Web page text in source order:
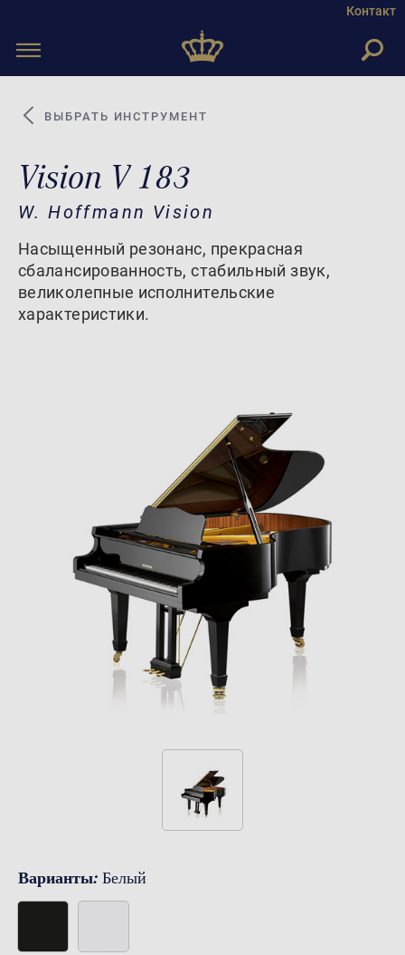
Контакт
Toggle
ВЫБРАТЬ ИНСТРУМЕНТ
Vision V 183
W. Hoffmann Vision
Насыщенный резонанс, прекрасная
сбалансированность, стабильный звук,
великолепные исполнительские
характеристики.
Варианты: Белый